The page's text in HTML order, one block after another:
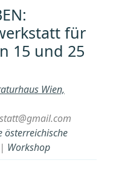
für
15 und 25
Wien,
österreichische
| Workshop